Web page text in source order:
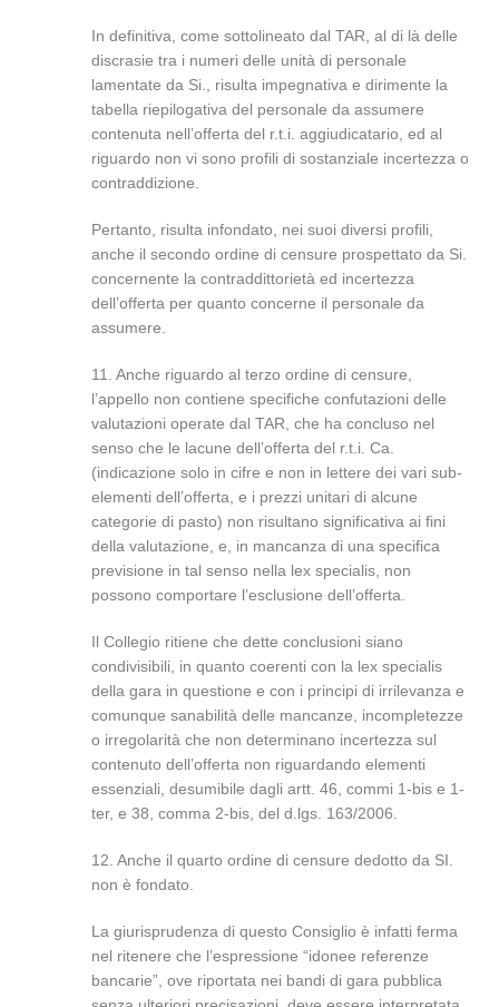
In definitiva, come sottolineato dal TAR, al di là delle
discrasie tra i numeri delle unità di personale
lamentate da Si., risulta impegnativa e dirimente la
tabella riepilogativa del personale da assumere
contenuta nell’offerta del r.t.i. aggiudicatario, ed al
riguardo non vi sono profili di sostanziale incertezza o
contraddizione.
Pertanto, risulta infondato, nei suoi diversi profili,
anche il secondo ordine di censure prospettato da Si.
concernente la contraddittorietà ed incertezza
dell’offerta per quanto concerne il personale da
assumere.
11. Anche riguardo al terzo ordine di censure,
l’appello non contiene specifiche confutazioni delle
valutazioni operate dal TAR, che ha concluso nel
senso che le lacune dell’offerta del r.t.i. Ca.
(indicazione solo in cifre e non in lettere dei vari sub-
elementi dell’offerta, e i prezzi unitari di alcune
categorie di pasto) non risultano significativa ai fini
della valutazione, e, in mancanza di una specifica
previsione in tal senso nella lex specialis, non
possono comportare l’esclusione dell’offerta.
Il Collegio ritiene che dette conclusioni siano
condivisibili, in quanto coerenti con la lex specialis
della gara in questione e con i principi di irrilevanza e
comunque sanabilità delle mancanze, incompletezze
o irregolarità che non determinano incertezza sul
contenuto dell’offerta non riguardando elementi
essenziali, desumibile dagli artt. 46, commi 1-bis e 1-
ter, e 38, comma 2-bis, del d.lgs. 163/2006.
12. Anche il quarto ordine di censure dedotto da SI.
non è fondato.
La giurisprudenza di questo Consiglio è infatti ferma
nel ritenere che l’espressione “idonee referenze
bancarie”, ove riportata nei bandi di gara pubblica